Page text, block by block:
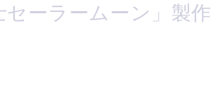
セーラームーン」製